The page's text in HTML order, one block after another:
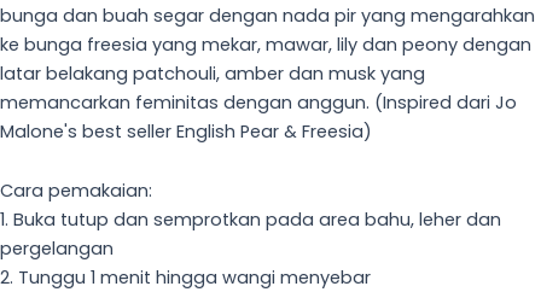
bunga dan buah segar dengan nada pir yang mengarahkan
ke bunga freesia yang mekar, mawar, lily dan peony dengan
latar belakang patchouli, amber dan musk yang
memancarkan feminitas dengan anggun. (Inspired dari Jo
Malone's best seller English Pear & Freesia)
Cara pemakaian:
1. Buka tutup dan semprotkan pada area bahu, leher dan
pergelangan
2. Tunggu 1 menit hingga wangi menyebar